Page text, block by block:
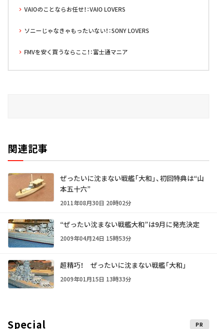
VAIOのことならお任せ！：VAIO LOVERS
ソニーじゃなきゃもったいない！：SONY LOVERS
FMVを安く買うならここ！：富士通マニア
関連記事
ぜったいに沈まない戦艦「大和」、初回特典は“山
本五十六”
2011年08月30日 20時02分
“ぜったい沈まない戦艦大和”は9月に発売決定
2009年04月24日 15時53分
超精巧！ ぜったいに沈まない戦艦「大和」
2009年01月15日 13時33分
Special PR